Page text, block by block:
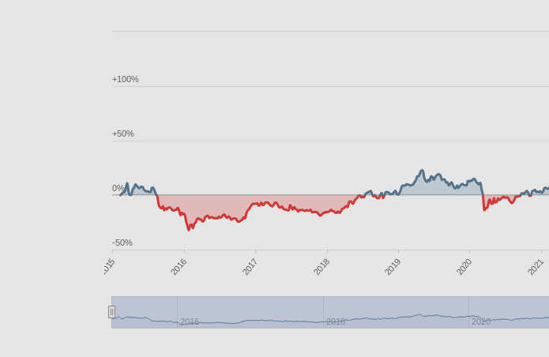
2015 2016 2017 2018 2019 2020 2021
2016 2018 2020
-50%
0%
+50%
+100%